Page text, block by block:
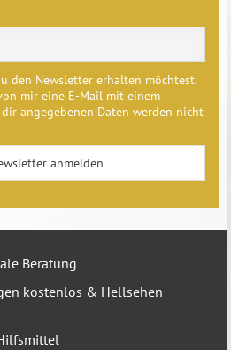
den Newsletter erhalten möchtest.
mir eine E-Mail mit einem
angegebenen Daten werden nicht
Beratung
kostenlos & Hellsehen